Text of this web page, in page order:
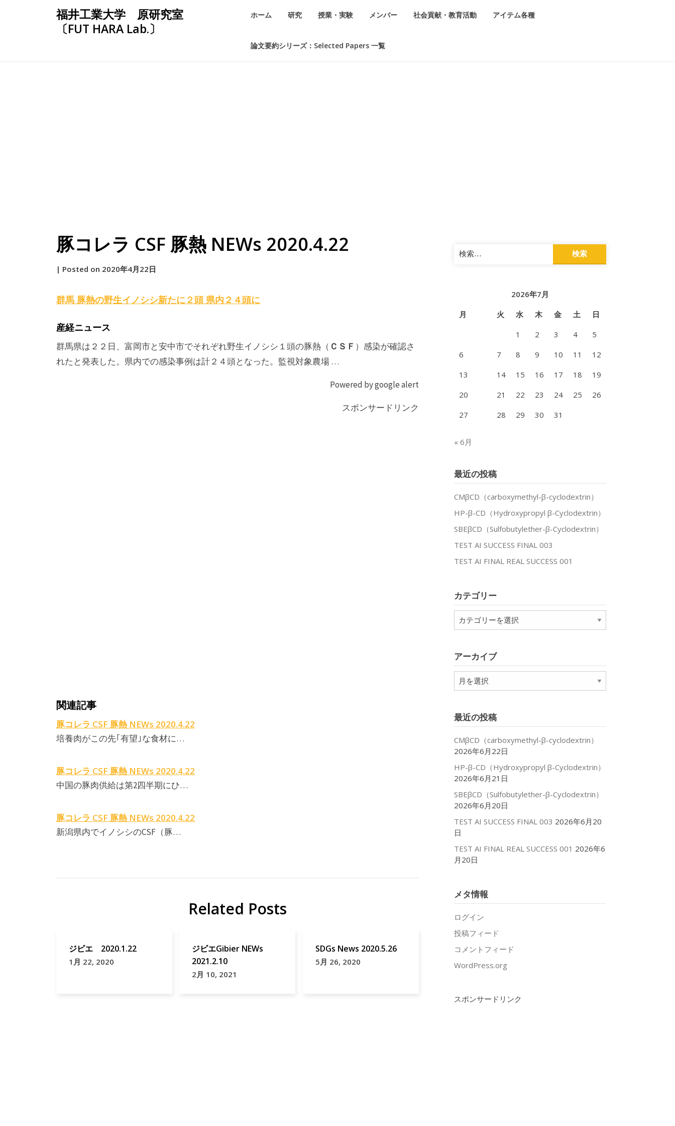
福井工業大学 原研究室
〔FUT HARA Lab.〕
ホーム 研究 授業・実験 メンバー 社会貢献・教育活動 アイテム各種
論文要約シリーズ：Selected Papers 一覧
豚コレラ CSF 豚熱 NEWs 2020.4.22
by
| Posted on 2020年4月22日
群馬 豚熱の野生イノシシ新たに２頭 県内２４頭に
産経ニュース
群馬県は２２日、富岡市と安中市でそれぞれ野生イノシシ１頭の豚熱（ ＣＳＦ ）感染が確認さ
れたと発表した。県内での感染事例は計２４頭となった。監視対象農場 …
Powered by google alert
スポンサードリンク
関連記事
豚コレラ CSF 豚熱 NEWs 2020.4.22
培養肉がこの先｢有望｣な食材に…
豚コレラ CSF 豚熱 NEWs 2020.4.22
中国の豚肉供給は第2四半期にひ…
豚コレラ CSF 豚熱 NEWs 2020.4.22
新潟県内でイノシシのCSF（豚…
Related Posts
ジビエ 2020.1.22
1月 22, 2020
ジビエGibier NEWs
2021.2.10
2月 10, 2021
SDGs News 2020.5.26
5月 26, 2020
検
索:
2026年7月
月
火 水 木 金 土
日
1
2 3 4
5
6
7 8 9 10 11
12
13
14 15 16 17 18
19
20
21 22 23 24 25
26
27
28 29 30 31
« 6月
最近の投稿
CMβCD（carboxymethyl-β-cyclodextrin）
HP-β-CD（Hydroxypropyl β-Cyclodextrin）
SBEβCD（Sulfobutylether-β-Cyclodextrin）
TEST AI SUCCESS FINAL 003
TEST AI FINAL REAL SUCCESS 001
カテゴリー
テ
ー
アーカイブ
ア
ー
ブ
最近の投稿
CMβCD（carboxymethyl-β-cyclodextrin）
2026年6月22日
HP-β-CD（Hydroxypropyl β-Cyclodextrin）
2026年6月21日
SBEβCD（Sulfobutylether-β-Cyclodextrin）
2026年6月20日
TEST AI SUCCESS FINAL 003 2026年6月20
日
TEST AI FINAL REAL SUCCESS 001 2026年6
月20日
メタ情報
ログイン
投稿フィード
コメントフィード
WordPress.org
スポンサードリンク